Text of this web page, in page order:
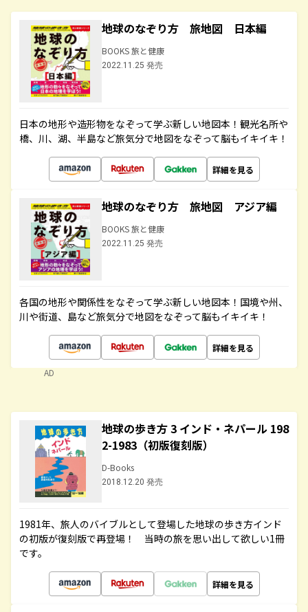
地球のなぞり方 旅地図 日本編
BOOKS 旅と健康
2022.11.25 発売
日本の地形や造形物をなぞって学ぶ新しい地図本！観光名所や
橋、川、湖、半島など旅気分で地図をなぞって脳もイキイキ！
詳細を見る
地球のなぞり方 旅地図 アジア編
BOOKS 旅と健康
2022.11.25 発売
各国の地形や関係性をなぞって学ぶ新しい地図本！国境や州、
川や街道、島など旅気分で地図をなぞって脳もイキイキ！
詳細を見る
AD
地球の歩き方 3 インド・ネパール 198
2-1983（初版復刻版）
D-Books
2018.12.20 発売
1981年、旅人のバイブルとして登場した地球の歩き方インド
の初版が復刻版で再登場！ 当時の旅を思い出して欲しい1冊
です。
詳細を見る